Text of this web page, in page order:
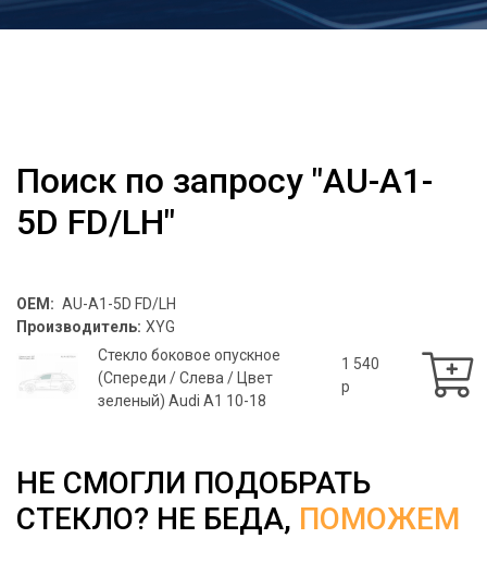
Поиск по запросу "AU-A1-
5D FD/LH"
OEM: AU-A1-5D FD/LH
Производитель: XYG
Стекло боковое опускное
(Спереди / Слева / Цвет
зеленый) Audi A1 10-18
1 540
p
НЕ СМОГЛИ ПОДОБРАТЬ
СТЕКЛО? НЕ БЕДА, ПОМОЖЕМ